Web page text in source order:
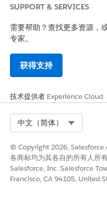
事件、问题、变更请求
周期。
从客服人员模板创建
员工客服人员获得特
作，并激活客服人员，
为 IT 服务设置自动事件
配置事件分类，以自动
系，查找信息差距，
SUPPORT & SERVICES
需要帮助？查找更多资源，
专家。
获得支持
技术提供者 Experience Cloud
中文（简体）
© Copyright 2026,
各商标均为其各自的所有人所有
Salesforce, Inc. Salesforce
Francisco, CA 94105, United